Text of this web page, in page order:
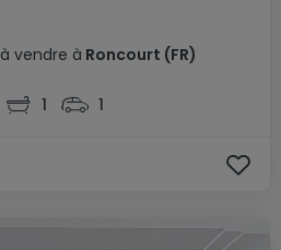
à vendre à Roncourt (FR)
1 1